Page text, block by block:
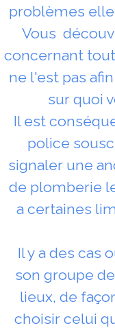
problèmes elle
Vous
concernant
ne l'est pas
sur quoi
Il est
police
signaler une
de plomberie
a certaines
Il y a des cas
son groupe
lieux, de
choisir celui